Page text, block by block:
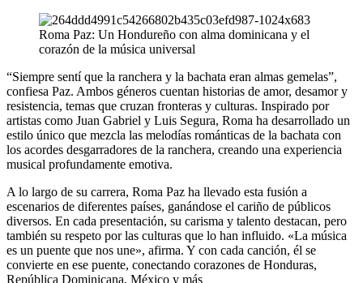
“Siempre sentí que la ranchera y la bachata eran almas gemelas”,
confiesa Paz. Ambos géneros cuentan historias de amor, desamor y
resistencia, temas que cruzan fronteras y culturas. Inspirado por
artistas como Juan Gabriel y Luis Segura, Roma ha desarrollado un
estilo único que mezcla las melodías románticas de la bachata con
los acordes desgarradores de la ranchera, creando una experiencia
musical profundamente emotiva.
A lo largo de su carrera, Roma Paz ha llevado esta fusión a
escenarios de diferentes países, ganándose el cariño de públicos
diversos. En cada presentación, su carisma y talento destacan, pero
también su respeto por las culturas que lo han influido. «La música
es un puente que nos une», afirma. Y con cada canción, él se
convierte en ese puente, conectando corazones de Honduras,
República Dominicana, México y más